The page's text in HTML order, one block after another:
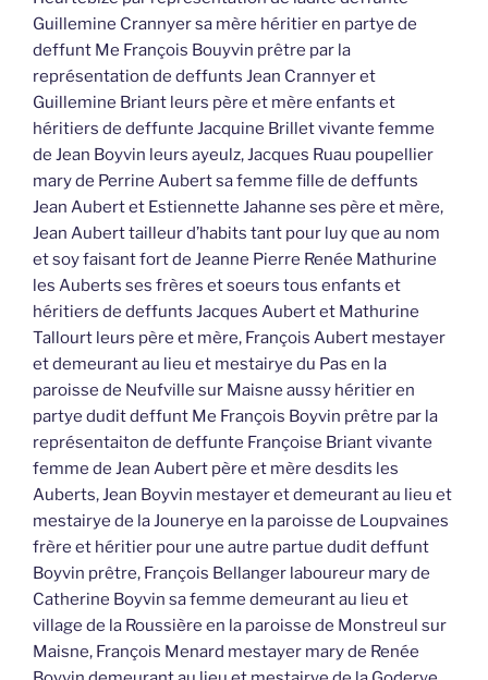
héritiers de deffunts Jacques Aubert et Mathurine
Tallourt leurs père et mère, François Aubert mestayer
et demeurant au lieu et mestairye du Pas en la
paroisse de Neufville sur Maisne aussy héritier en
partye dudit deffunt Me François Boyvin prêtre par la
représentaiton de deffunte Françoise Briant vivante
femme de Jean Aubert père et mère desdits les
Auberts, Jean Boyvin mestayer et demeurant au lieu et
mestairye de la Jounerye en la paroisse de Loupvaines
frère et héritier pour une autre partue dudit deffunt
Boyvin prêtre, François Bellanger laboureur mary de
Catherine Boyvin sa femme demeurant au lieu et
village de la Roussière en la paroisse de Monstreul sur
Maisne, François Menard mestayer mary de Renée
Boyvin demeurant au lieu et mestairye de la Goderye
en la paroisse Saint Martin du Boys, Maurice Menart
mestayer mary de Perrine Boyvin sa femme
demeurant au lieu et mestairye du Poirier en la
paroisse dudit Monstreul, Mathurin Blouyn marchand
mary de Charlotte Boyvin sa femme demeurant au lieu
et closerye de la Meserrye dite paroisse de Saint
Martin tant en leurs noms que au nom et eux se faizant
fort de Sébastien Boyvin leur beau frère tous les
susdits Catherine, Renée, Perrine, Charlotte et
Sébastien les Boyvins enfants et héritiers de deffunt
Pierre Boyvin leur père et par sa représentation